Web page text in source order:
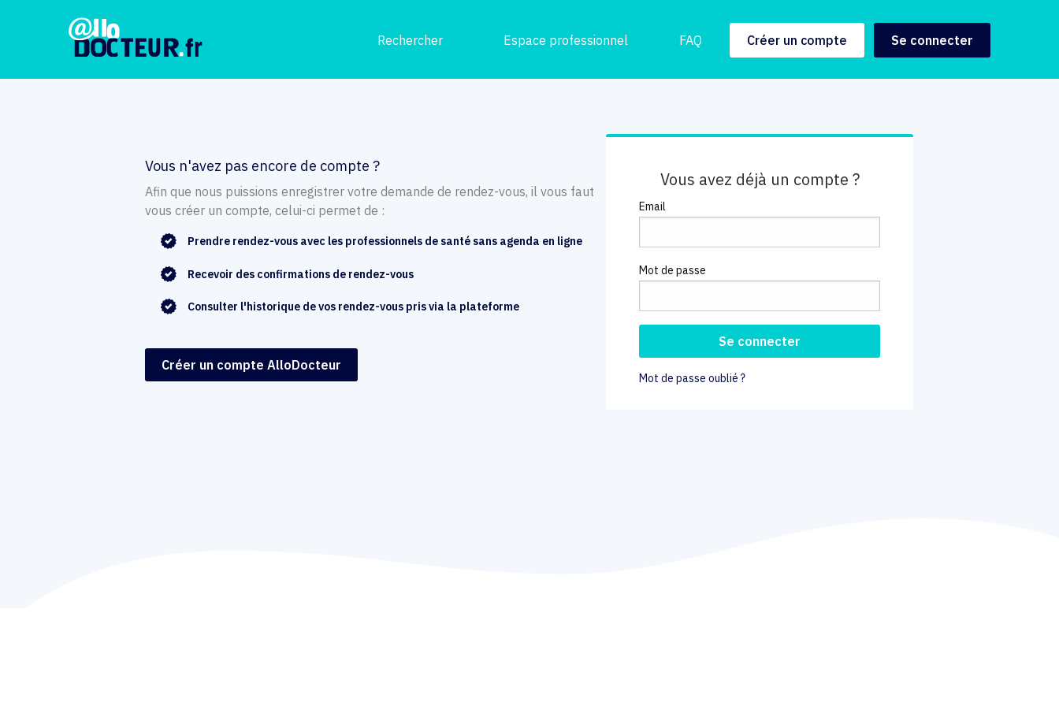
Rechercher Espace professionnel FAQ Créer un compte Se connecter
Vous n'avez pas encore de compte ?
Afin que nous puissions enregistrer votre demande de rendez-vous, il vous faut
vous créer un compte, celui-ci permet de :
Prendre rendez-vous avec les professionnels de santé sans agenda en ligne
Recevoir des confirmations de rendez-vous
Consulter l'historique de vos rendez-vous pris via la plateforme
Créer un compte AlloDocteur
Vous avez déjà un compte ?
Email
Mot de passe
Mot de passe oublié ?